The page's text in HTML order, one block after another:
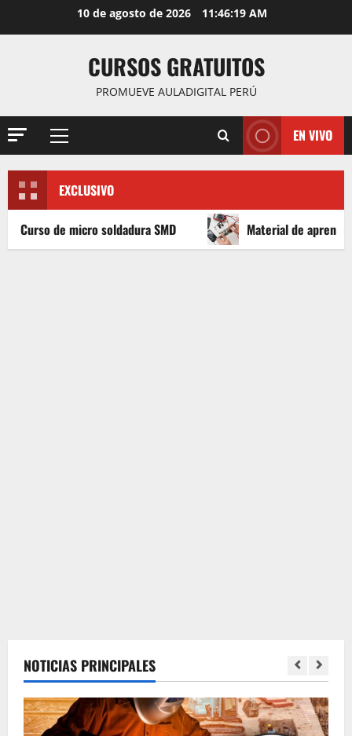
10 de agosto de 2026 11:46:21 AM
CURSOS GRATUITOS
PROMUEVE AULADIGITAL PERÚ
Menú
EN VIVO
EXCLUSIVO
soldadura SMD Material de aprender a leer
NOTICIAS PRINCIPALES